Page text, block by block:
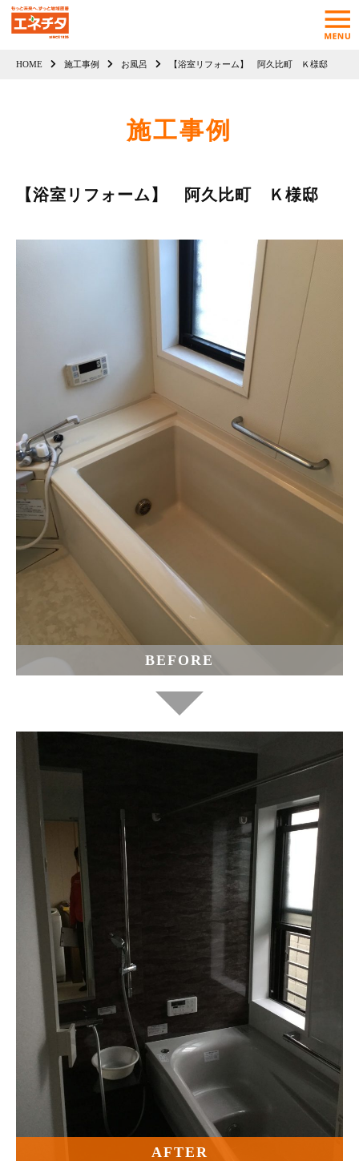
HOME 施工事例 お風呂 【浴室リフォーム】 阿久比町 Ｋ様邸
施工事例
【浴室リフォーム】 阿久比町 Ｋ様邸
BEFORE
AFTER